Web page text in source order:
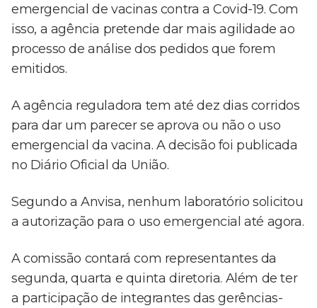
emergencial de vacinas contra a Covid-19. Com
isso, a agência pretende dar mais agilidade ao
processo de análise dos pedidos que forem
emitidos.
A agência reguladora tem até dez dias corridos
para dar um parecer se aprova ou não o uso
emergencial da vacina. A decisão foi publicada
no Diário Oficial da União.
Segundo a Anvisa, nenhum laboratório solicitou
a autorização para o uso emergencial até agora.
A comissão contará com representantes da
segunda, quarta e quinta diretoria. Além de ter
a participação de integrantes das gerências-